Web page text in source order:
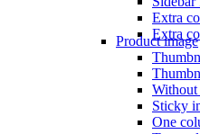
Extra
Extra
Product image
Without
Sticky
One